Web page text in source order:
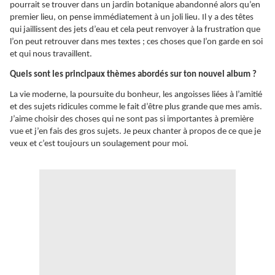
pourrait se trouver dans un jardin botanique abandonné alors qu’en
premier lieu, on pense immédiatement à un joli lieu. Il y a des têtes
qui jaillissent des jets d’eau et cela peut renvoyer à la frustration que
l’on peut retrouver dans mes textes ; ces choses que l’on garde en soi
et qui nous travaillent.
Quels sont les principaux thèmes abordés sur ton nouvel album ?
La vie moderne, la poursuite du bonheur, les angoisses liées à l’amitié
et des sujets ridicules comme le fait d’être plus grande que mes amis.
J’aime choisir des choses qui ne sont pas si importantes à première
vue et j’en fais des gros sujets. Je peux chanter à propos de ce que je
veux et c’est toujours un soulagement pour moi.